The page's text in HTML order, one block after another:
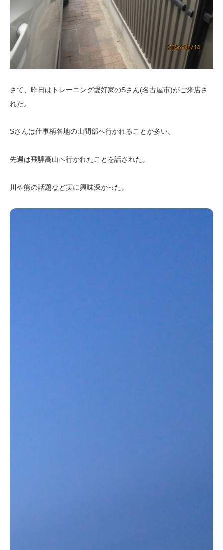
さて、昨日はトレーニング愛好家のSさん(名古屋市)がご来店さ
れた。
Sさんは仕事柄各地の山間部へ行かれることが多い。
先週は飛騨高山へ行かれたことを話された。
川や熊の話題など実に興味深かった。